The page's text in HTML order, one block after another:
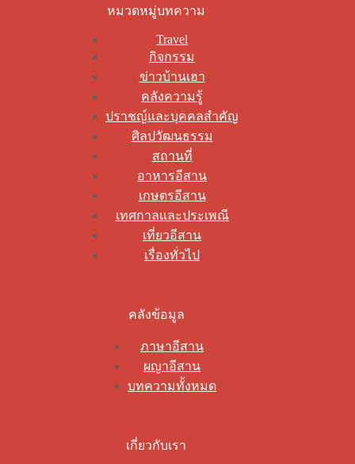
หมวดหมู่บทความ
Travel
กิจกรรม
ข่าวบ้านเฮา
คลังความรู้
ปราชญ์และบุคคลสำคัญ
ศิลปวัฒนธรรม
สถานที่
อาหารอีสาน
เกษตรอีสาน
เทศกาลและประเพณี
เที่ยวอีสาน
เรื่องทั่วไป
คลังข้อมูล
ภาษาอีสาน
ผญาอีสาน
บทความทั้งหมด
เกี่ยวกับเรา